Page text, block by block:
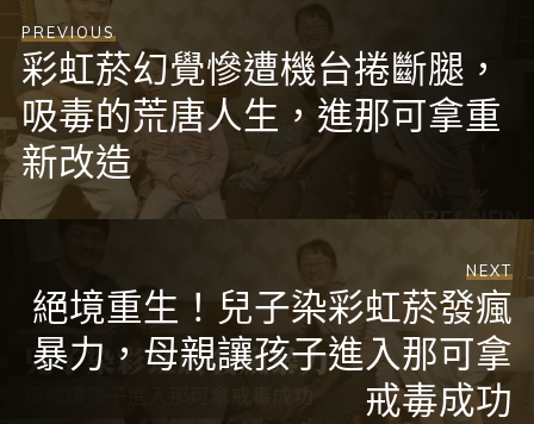
PREVIOUS
彩虹菸幻覺慘遭機台捲斷腿，
吸毒的荒唐人生，進那可拿重
新改造
NEXT
絕境重生！兒子染彩虹菸發瘋
暴力，母親讓孩子進入那可拿
戒毒成功